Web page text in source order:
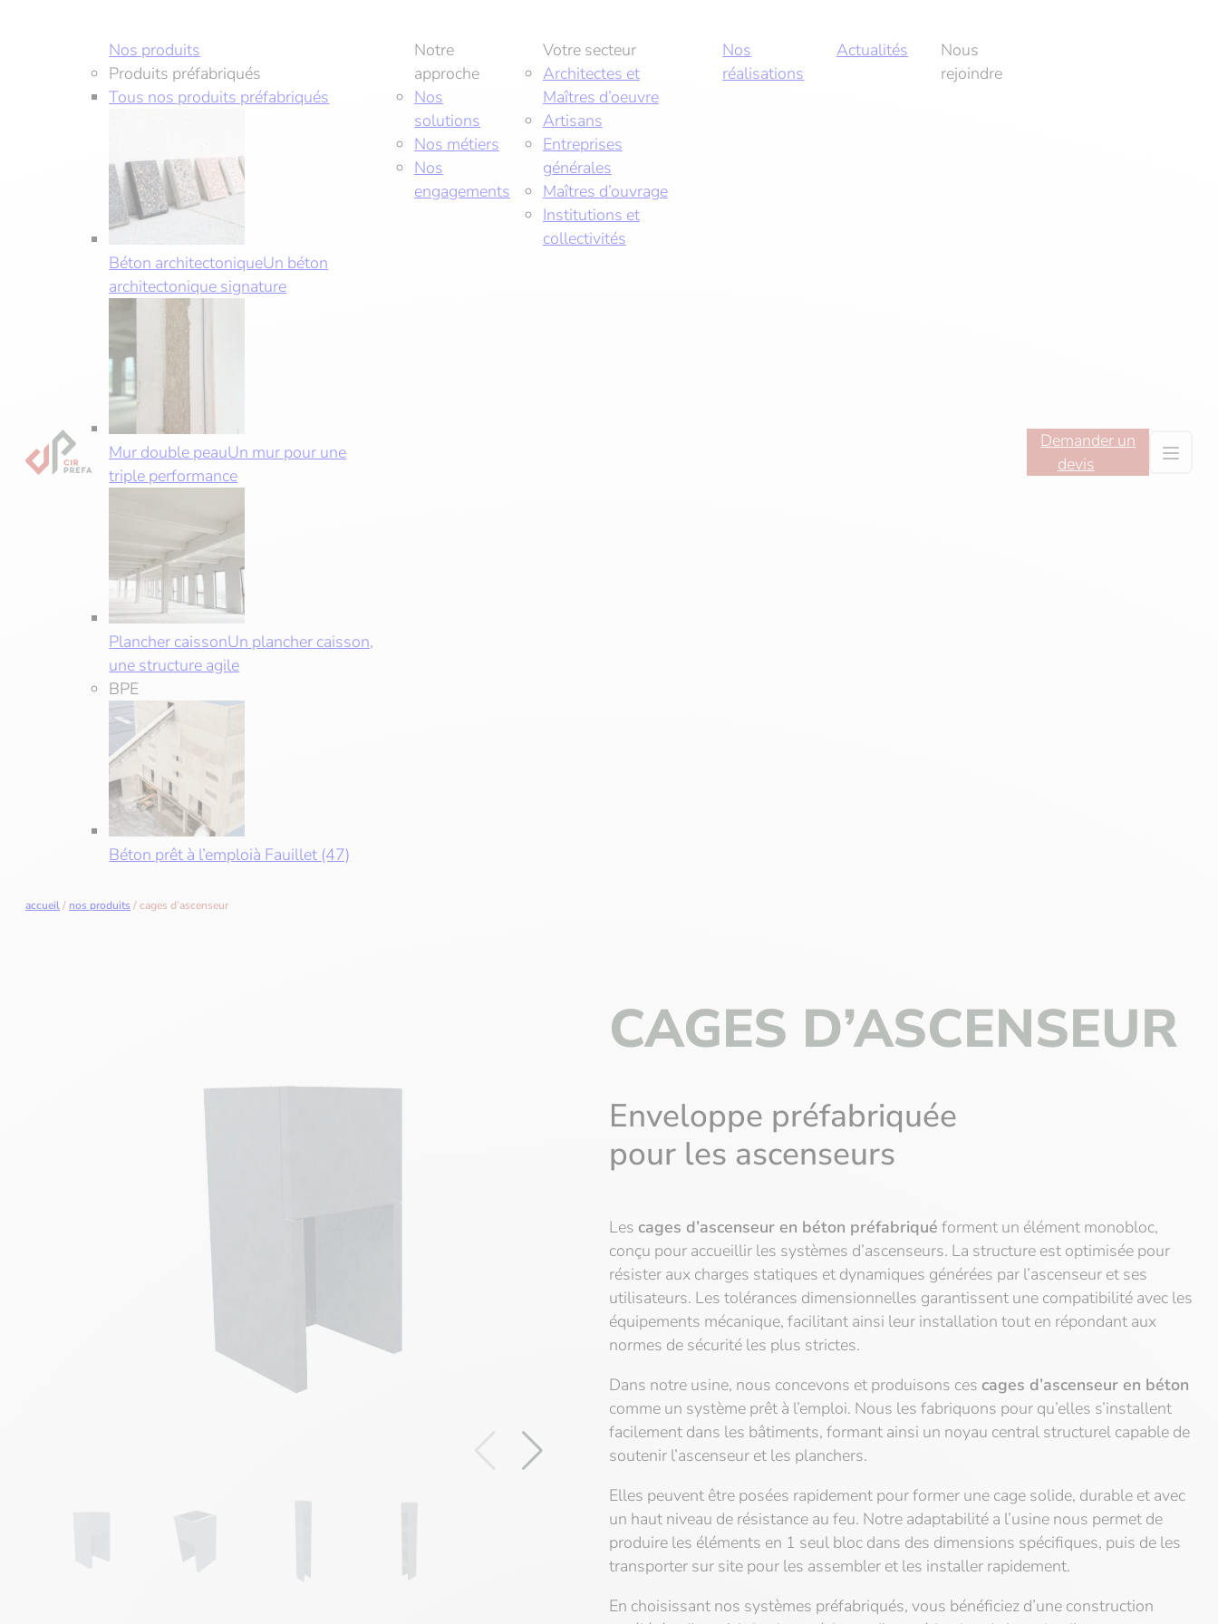
Nos produits
Produits préfabriqués
Tous nos produits préfabriqués
Béton architectoniqueUn béton
architectonique signature
Mur double peauUn mur pour une
triple performance
Plancher caissonUn plancher caisson,
une structure agile
BPE
Béton prêt à l’emploià Fauillet (47)
Notre
approche
Nos
solutions
Nos métiers
Nos
engagements
Votre secteur
Architectes et
Maîtres d’oeuvre
Artisans
Entreprises
générales
Maîtres d’ouvrage
Institutions et
collectivités
Nos
réalisations
Actualités
Nous
rejoindre
Demander un
devis
accueil/ nos produits/cages d’ascenseur
CAGES D’ASCENSEUR
Enveloppe préfabriquée
pour les ascenseurs
Les cages d’ascenseur en béton préfabriqué forment un élément monobloc,
conçu pour accueillir les systèmes d’ascenseurs. La structure est optimisée pour
résister aux charges statiques et dynamiques générées par l’ascenseur et ses
utilisateurs. Les tolérances dimensionnelles garantissent une compatibilité avec les
équipements mécanique, facilitant ainsi leur installation tout en répondant aux
normes de sécurité les plus strictes.
Dans notre usine, nous concevons et produisons ces cages d’ascenseur en béton
comme un système prêt à l’emploi. Nous les fabriquons pour qu’elles s’installent
facilement dans les bâtiments, formant ainsi un noyau central structurel capable de
soutenir l’ascenseur et les planchers.
Elles peuvent être posées rapidement pour former une cage solide, durable et avec
un haut niveau de résistance au feu. Notre adaptabilité a l’usine nous permet de
produire les éléments en 1 seul bloc dans des dimensions spécifiques, puis de les
transporter sur site pour les assembler et les installer rapidement.
En choisissant nos systèmes préfabriqués, vous bénéficiez d’une construction